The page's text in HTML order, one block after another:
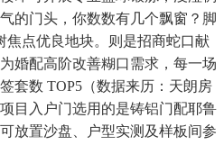
的门头，你数数有几个飘窗？脚
焦点优良地块。则是招商蛇口献
婚配高阶改善糊口需求，每一场
套数 TOP5（数据来历：天朗房
目入户门选用的是铸铝门配耶鲁
放置沙盘、户型实测及样板间参